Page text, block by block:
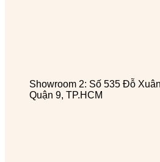
Showroom 2: Số 535 Đỗ
Quận 9, TP.HCM